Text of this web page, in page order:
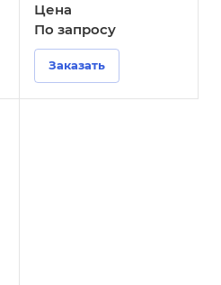
Цена
По запросу
Заказать